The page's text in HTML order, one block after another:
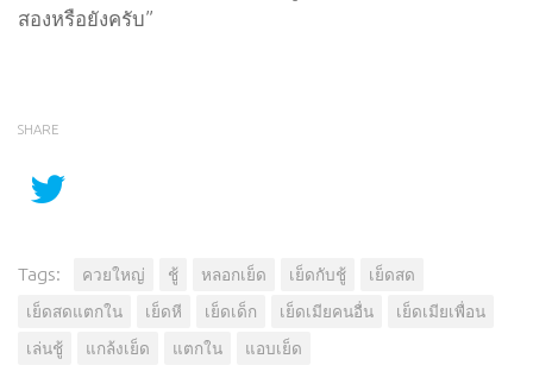
สองหรือยังครับ”
SHARE
Tags: ควยใหญ่ ชู้ หลอกเย็ด เย็ดกับชู้
เย็ดสด
เย็ดสดแตกใน
เย็ดหี เย็ดเด็ก เย็ดเมียคนอื่น
เย็ดเมียเพื่อน
เล่นชู้
แกล้งเย็ด แตกใน แอบเย็ด